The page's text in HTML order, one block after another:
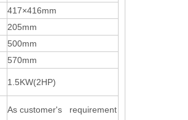
417×416mm
205mm
500mm
570mm
1.5KW(2HP)
As customer's requirement